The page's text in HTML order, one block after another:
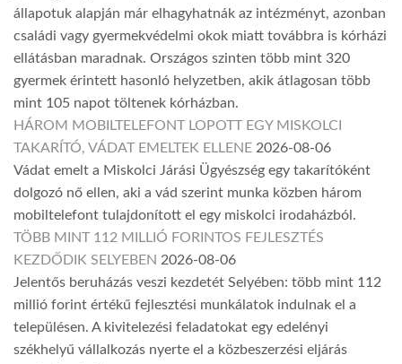
állapotuk alapján már elhagyhatnák az intézményt, azonban
családi vagy gyermekvédelmi okok miatt továbbra is kórházi
ellátásban maradnak. Országos szinten több mint 320
gyermek érintett hasonló helyzetben, akik átlagosan több
mint 105 napot töltenek kórházban.
HÁROM MOBILTELEFONT LOPOTT EGY MISKOLCI
TAKARÍTÓ, VÁDAT EMELTEK ELLENE 2026-08-06
Vádat emelt a Miskolci Járási Ügyészség egy takarítóként
dolgozó nő ellen, aki a vád szerint munka közben három
mobiltelefont tulajdonított el egy miskolci irodaházból.
TÖBB MINT 112 MILLIÓ FORINTOS FEJLESZTÉS
KEZDŐDIK SELYEBEN 2026-08-06
Jelentős beruházás veszi kezdetét Selyében: több mint 112
millió forint értékű fejlesztési munkálatok indulnak el a
településen. A kivitelezési feladatokat egy edelényi
székhelyű vállalkozás nyerte el a közbeszerzési eljárás